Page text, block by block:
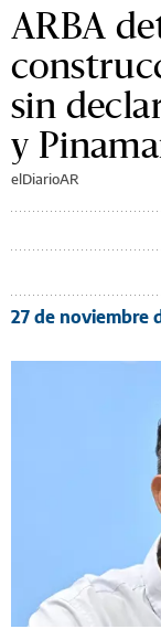
ARBA
sin
y
elDiarioAR
27 de noviembre